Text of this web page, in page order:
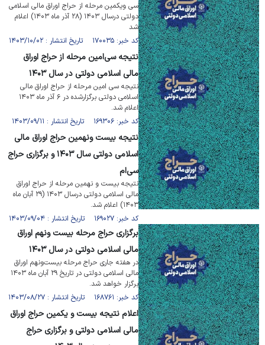
سی ویکمین مرحله از حراج اوراق مالی اسلامی
دولتی درسال ۱۴۰۳ (۲۸ آذر ماه ۱۴۰۳) اعلام
شد
کد خبر: ۱۷۰۰۳۵ تاریخ انتشار : ۱۴۰۳/۱۰/۰۲
نتیجه سی‌امین مرحله از حراج اوراق
مالی اسلامی دولتی در سال ۱۴۰۳
نتیجه سی امین مرحله از حراج اوراق مالی
اسلامی دولتی برگزارشده در ۶ آذر ماه ۱۴۰۳
اعلام شد.
کد خبر: ۱۶۹۳۰۶ تاریخ انتشار : ۱۴۰۳/۰۹/۱۱
نتیجه بیست­ ونهمین حراج اوراق مالی
اسلامی دولتی سال ۱۴۰۳ و برگزاری حراج
سی‌ام
نتیجه بیست و نهمین مرحله از حراج اوراق
مالی اسلامی دولتی درسال ۱۴۰۳ (۲۹ آبان ماه
۱۴۰۳) اعلام شد.
کد خبر: ۱۶۹۰۲۷ تاریخ انتشار : ۱۴۰۳/۰۹/۰۴
برگزاری حراج مرحله بیست­ ونهم اوراق
مالی اسلامی دولتی در سال ۱۴۰۳
در هفته جاری حراج مرحله بیست‌ونهم اوراق
مالی اسلامی دولتی در تاریخ ۲۹ آبان ماه ۱۴۰۳
برگزار خواهد شد.
کد خبر: ۱۶۸۷۶۱ تاریخ انتشار : ۱۴۰۳/۰۸/۲۷
اعلام نتیجه بیست و یکمین حراج اوراق
مالی اسلامی دولتی و برگزاری حراج